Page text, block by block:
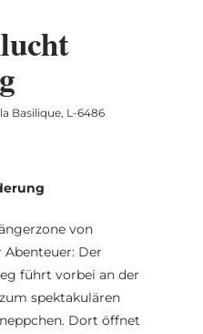
Basilique, L-6486
von
Der
führt vorbei an der
spektakulären
Dort öffnet